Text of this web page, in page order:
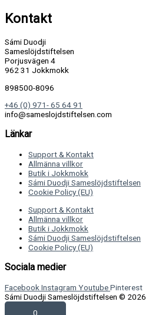
Kontakt
Sámi Duodji
Sameslöjdstiftelsen
Porjusvägen 4
962 31 Jokkmokk
898500-8096
+46 (0) 971- 65 64 91
info@sameslojdstiftelsen.com
Länkar
Support & Kontakt
Allmänna villkor
Butik i Jokkmokk
Sámi Duodji Sameslöjdstiftelsen
Cookie Policy (EU)
Support & Kontakt
Allmänna villkor
Butik i Jokkmokk
Sámi Duodji Sameslöjdstiftelsen
Cookie Policy (EU)
Sociala medier
Facebook Instagram YoutubePinterest
Sámi Duodji Sameslöjdstiftelsen © 2026
0